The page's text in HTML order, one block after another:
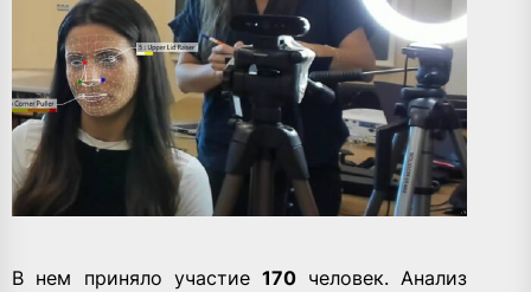
В нем приняло участие170 человек. Анализ